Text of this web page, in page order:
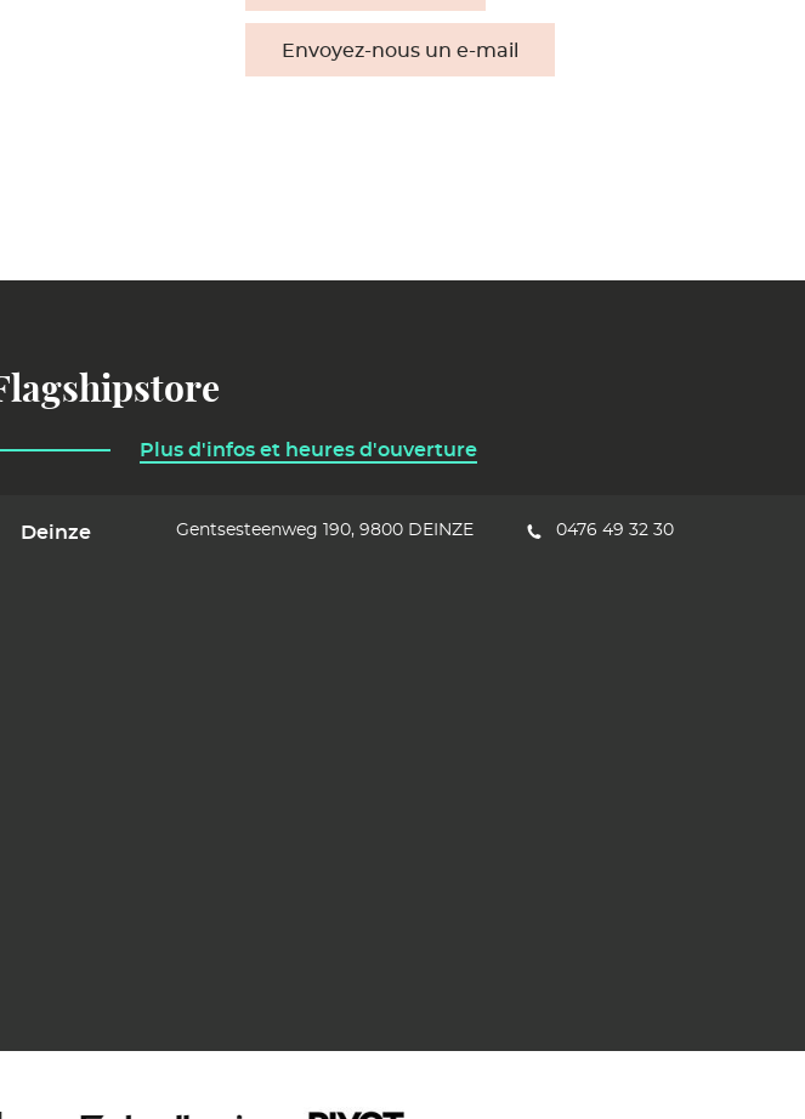
Envoyez-nous un e-mail
Plus d'infos et heures d'ouverture
Deinze Gentsesteenweg 190 9800 DEINZE 0476 49 32 30